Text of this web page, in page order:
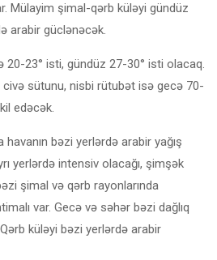
Mülayim şimal-qərb küləyi gündüz
arabir güclənəcək.
20-23° isti, gündüz 27-30° isti olacaq.
sütunu, nisbi rütubət isə gecə 70-
edəcək.
havanın bəzi yerlərdə arabir yağış
yerlərdə intensiv olacağı, şimşək
şimal və qərb rayonlarında
var. Gecə və səhər bəzi dağlıq
küləyi bəzi yerlərdə arabir